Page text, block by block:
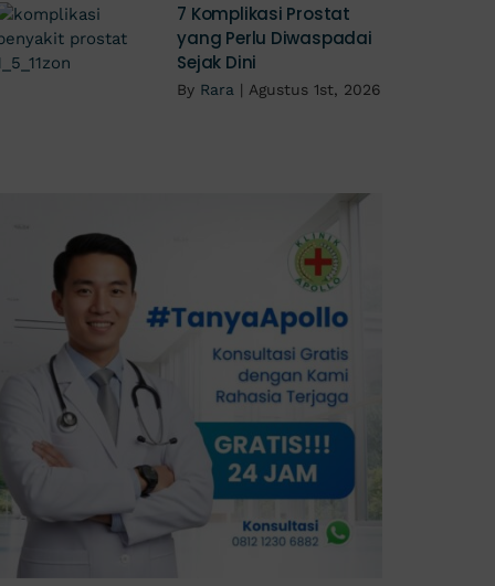
7 Komplikasi Prostat
yang Perlu Diwaspadai
Sejak Dini
By Rara | Agustus 1st, 2026